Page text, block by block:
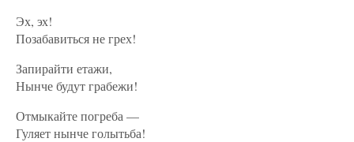
Эх, эх!
Позабавиться не грех!
Запирайти етажи,
Нынче будут грабежи!
Отмыкайте погреба —
Гуляет нынче голытьба!